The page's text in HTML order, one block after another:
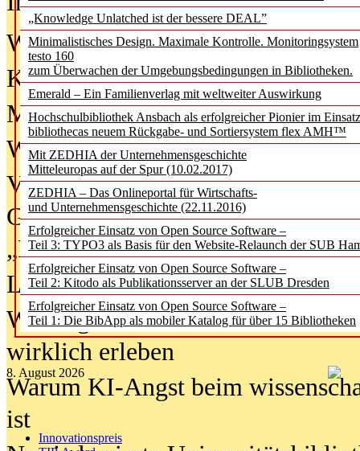
„Knowledge Unlatched ist der bessere DEAL”
Minimalistisches Design. Maximale Kontrolle. Monitoringsystem
testo 160
zum Überwachen der Umgebungsbedingungen in Bibliotheken.
Emerald – Ein Familienverlag mit weltweiter Auswirkung
Hochschulbibliothek Ansbach als erfolgreicher Pionier im
bibliothecas neuem Rückgabe- und Sortiersystem flex AMH™
Mit ZEDHIA der Unternehmensgeschichte
Mitteleuropas auf der Spur (10.02.2017)
ZEDHIA – Das Onlineportal für Wirtschafts-
und Unternehmensgeschichte (22.11.2016)
Erfolgreicher Einsatz von Open Source Software –
Teil 3: TYPO3 als Basis für den Website-Relaunch der SUB
Erfolgreicher Einsatz von Open Source Software –
Teil 2: Kitodo als Publikationsserver an der SLUB Dresden
Erfolgreicher Einsatz von Open Source Software –
Teil 1: Die BibApp als mobiler Katalog für über 15 Bibliotheken
8. August 2026
Innovationspreis
Was Hochschul­bibliotheken von
Kinder in der digitalen Welt
Metadaten als Infrastruktur
Wenn Bots katalogisieren
Von Abschlusskleidern bis
Geisterjagd-Ausrüstung in der
„Library of Things“ unterwegs
Lesen als Infrastrukturaufgabe
Wie Jugendliche Social Media
wirklich erleben
Warum KI-Angst beim
ist